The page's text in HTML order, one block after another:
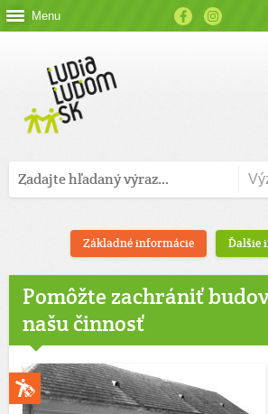
Menu
Základné informácie Ďalšie
Pomôžte zachrániť
našu činnosť